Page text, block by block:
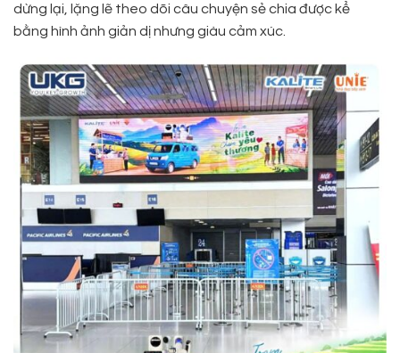
dừng lại, lặng lẽ theo dõi câu chuyện sẻ chia được kể
bằng hình ảnh giản dị nhưng giàu cảm xúc.